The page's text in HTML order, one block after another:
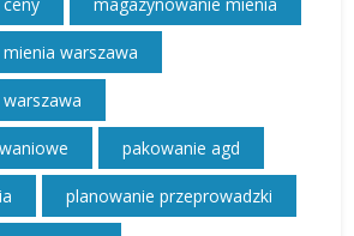
warszawa
pakowanie agd
planowanie przeprowadzki